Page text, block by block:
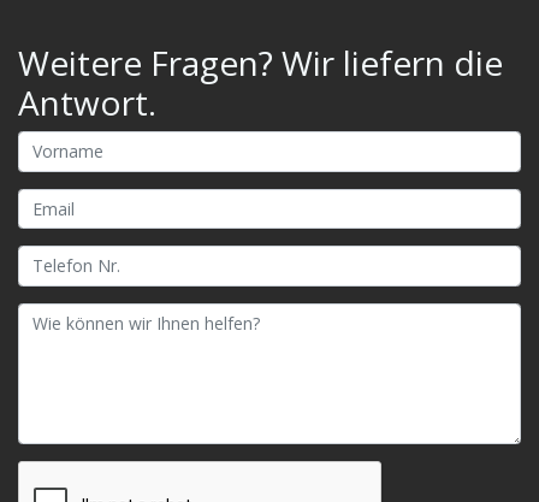
Weitere Fragen? Wir liefern die
Antwort.